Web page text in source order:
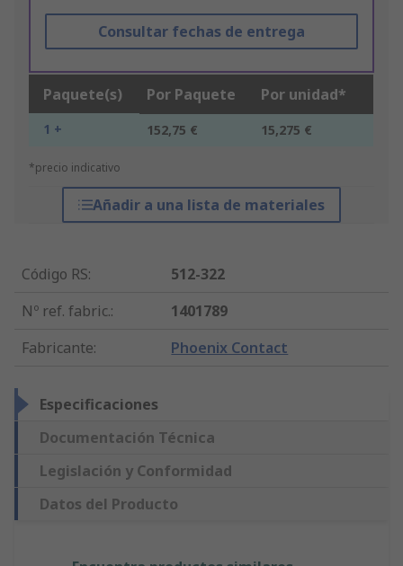
Consultar fechas de entrega
Paquete(s) Por Paquete Por unidad*
1 + 152,75 € 15,275 €
*precio indicativo
Añadir a una lista de materiales
Código RS:
512-322
Nº ref. fabric.:
1401789
Fabricante: Phoenix Contact
Especificaciones
Documentación Técnica
Legislación y Conformidad
Datos del Producto